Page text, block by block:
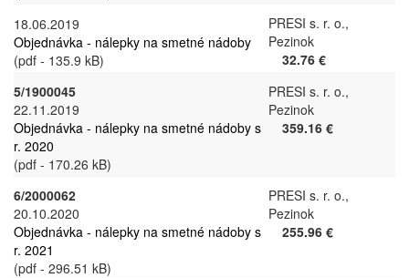
18.06.2019
Objednávka - nálepky na smetné nádoby
(pdf - 135.9 kB)
PRESI s. r. o.,
Pezinok
32.76 €
5/1900045
22.11.2019
Objednávka - nálepky na smetné nádoby s
r. 2020
(pdf - 170.26 kB)
PRESI s. r. o.,
Pezinok
359.16 €
6/2000062
20.10.2020
Objednávka - nálepky na smetné nádoby s
r. 2021
(pdf - 296.51 kB)
PRESI s. r. o.,
Pezinok
255.96 €